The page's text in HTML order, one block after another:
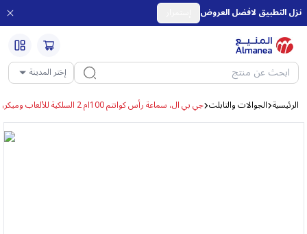
نزل التطبيق لافضل العروض
إختر المدينة
الرئيسية الجوالات والتابلت جي بي ال، سماعة رأس كوانتم 100ام 2 السلكية للألعاب وميكروفون، سماوي